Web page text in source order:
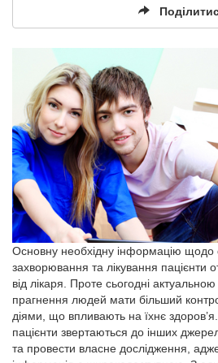
Основну необхідну інформацію щодо
захворювання та лікування пацієнти
від лікаря. Проте сьогодні актуальною
прагнення людей мати більший
діями, що впливають на їхнє
пацієнти звертаються до інших
та провести власне дослідження,